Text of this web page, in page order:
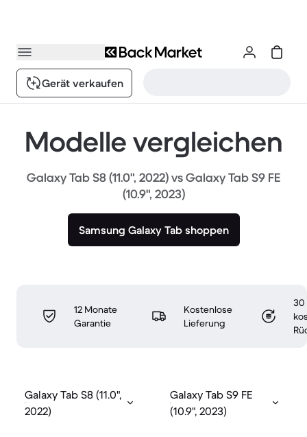
Gerät verkaufen
Modelle vergleichen
Galaxy Tab S8 (11.0", 2022) vs Galaxy Tab S9 FE
(10.9", 2023)
Samsung Galaxy Tab shoppen
12 Monate
Garantie
Kostenlose
Lieferung
30
Galaxy Tab S8 (11.0",
2022)
Galaxy Tab S9 FE
(10.9", 2023)